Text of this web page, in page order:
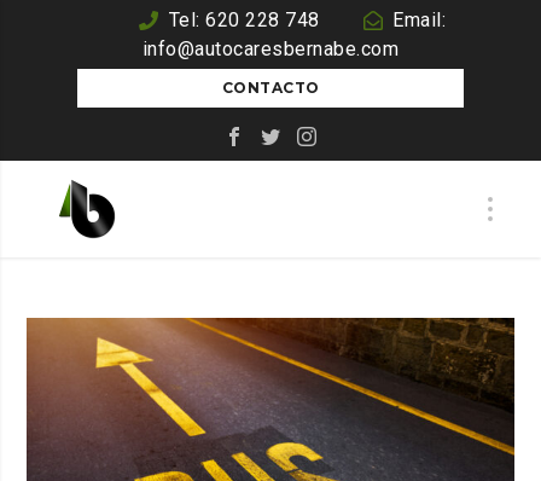
Tel: 620 228 748
Email:
info@autocaresbernabe.com
CONTACTO